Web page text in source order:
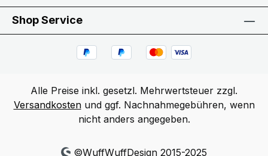
Shop Service
Alle Preise inkl. gesetzl. Mehrwertsteuer zzgl.
Versandkostenund ggf. Nachnahmegebühren, wenn
nicht anders angegeben.
©WuffWuffDesign 2015-2025